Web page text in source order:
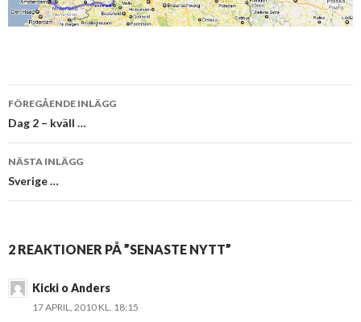
Inläggsnavigering
FÖREGÅENDE INLÄGG
Dag 2 – kväll …
NÄSTA INLÄGG
Sverige …
2 REAKTIONER PÅ ”SENASTE NYTT”
Kicki o Anders
17 APRIL, 2010 KL. 18:15